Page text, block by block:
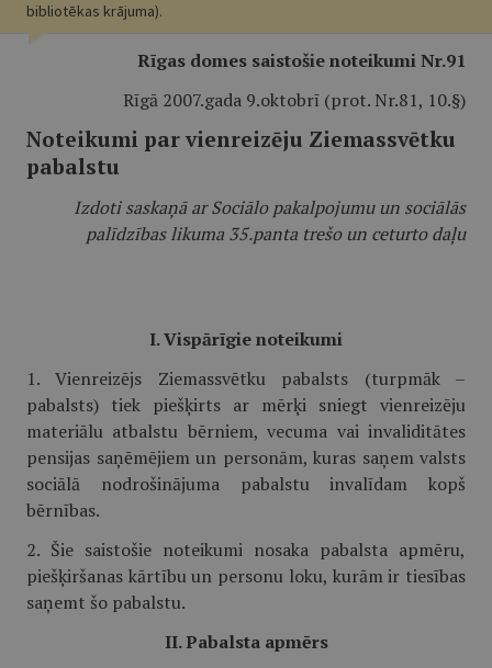
bibliotēkas krājuma).
Rīgas domes saistošie noteikumi Nr.91
Rīgā 2007.gada 9.oktobrī (prot. Nr.81, 10.§)
Noteikumi par vienreizēju Ziemassvētku
pabalstu
Izdoti saskaņā ar Sociālo pakalpojumu un sociālās
palīdzības likuma 35.panta trešo un ceturto daļu
I. Vispārīgie noteikumi
1. Vienreizējs Ziemassvētku pabalsts (turpmāk –
pabalsts) tiek piešķirts ar mērķi sniegt vienreizēju
materiālu atbalstu bērniem, vecuma vai invaliditātes
pensijas saņēmējiem un personām, kuras saņem valsts
sociālā nodrošinājuma pabalstu invalīdam kopš
bērnības.
2. Šie saistošie noteikumi nosaka pabalsta apmēru,
piešķiršanas kārtību un personu loku, kurām ir tiesības
saņemt šo pabalstu.
II. Pabalsta apmērs